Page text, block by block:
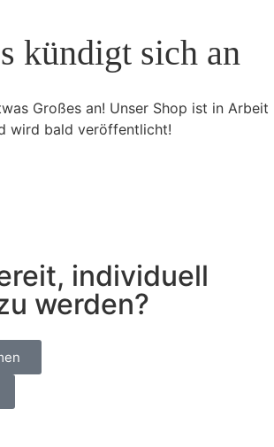
kündigt sich an
Großes an! Unser Shop ist in Arbeit
wird bald veröffentlicht!
individuell
werden?